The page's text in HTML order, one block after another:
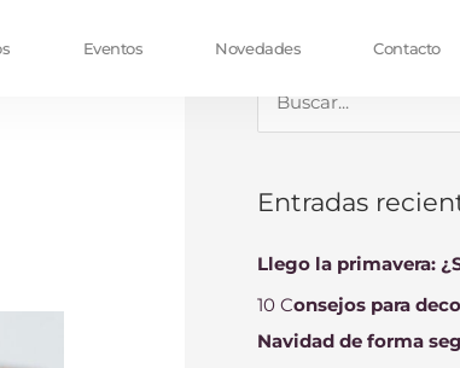
Eventos Novedades Contacto
c
a
Entradas
Llego la primavera:
10 Consejos para
Navidad de forma